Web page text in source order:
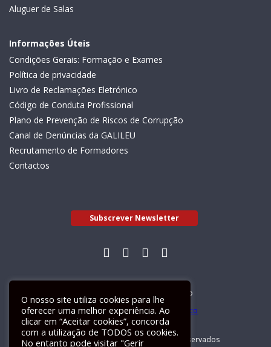
Aluguer de Salas
Informações Úteis
Condições Gerais: Formação e Exames
Política de privacidade
Livro de Reclamações Eletrónico
Código de Conduta Profissional
Plano de Prevenção de Riscos de Corrupção
Canal de Denúncias da GALILEU
Recrutamento de Formadores
Contactos
Subscrever Newsletter
Livro de Reclamações Electrónico
GALILEU 2026 © Todos os direitos reservados
O nosso site utiliza cookies para lhe
oferecer uma melhor experiência. Ao
clicar em “Aceitar cookies”, concorda
com a utilização de TODOS os cookies.
No entanto pode visitar "Gerir